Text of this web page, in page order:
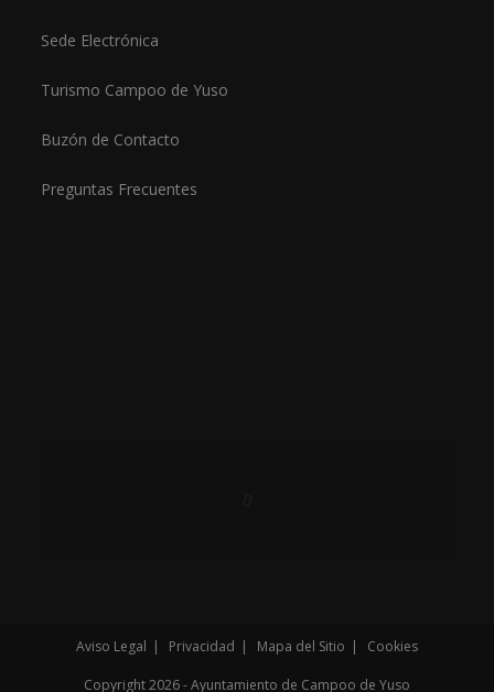
Sede Electrónica
Turismo Campoo de Yuso
Buzón de Contacto
Preguntas Frecuentes
Aviso Legal Privacidad Mapa del Sitio Cookies
Copyright 2026 - Ayuntamiento de Campoo de Yuso